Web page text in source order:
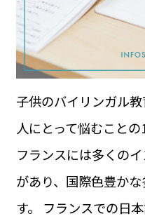
BUSINESS
ビジネス・キャリア
INFOS PRATIQUES
フランス生活
TAG
タグ
#トゥールーズ Toulouse
#パリ
#お土産 #トリ
#フランス郵便情報
#フ
#カルカッソンヌ
#アルザス地方
#フラン
子供のバイリンガル
人にとって悩むことの1
フランスには多くの
があり、国際色豊か
す。 フランスでの日